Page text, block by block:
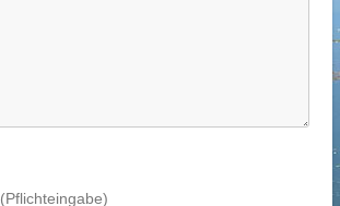
(Pflichteingabe)